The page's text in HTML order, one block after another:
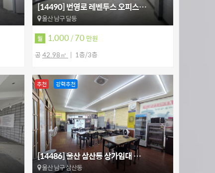
[14490] 번영로 레벤투스 오피스…
울산 남구 달동
월 1,000/70 만원
공42.98㎡ 1층/3층
[14486] 울산 삼산동 상가임대 …
울산 남구 삼산동
추천 강력추천